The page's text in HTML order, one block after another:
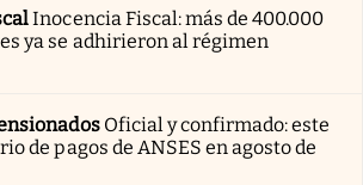
Inocencia Fiscal: más de 400.000
ya se adhirieron al régimen
Oficial y confirmado: este
de pagos de ANSES en agosto de